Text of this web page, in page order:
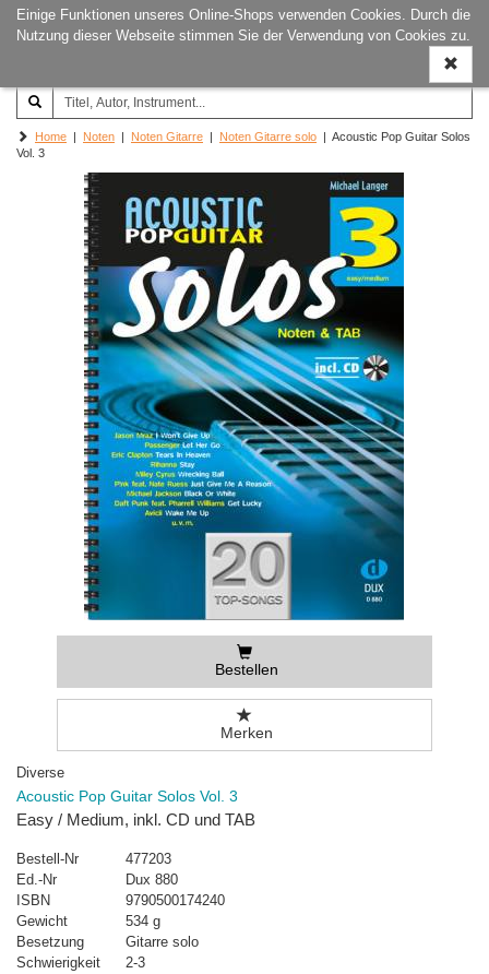
Einige Funktionen unseres Online-Shops verwenden Cookies. Durch die
Nutzung dieser Webseite stimmen Sie der Verwendung von Cookies zu.
ein-/
Joachim‐Trekel‐Musikverlag,
Hamburg
Home | Noten | Noten Gitarre | Noten Gitarre solo | Acoustic Pop Guitar Solos
Vol. 3
Bestellen
Merken
Diverse
Acoustic Pop Guitar Solos Vol. 3
Easy / Medium, inkl. CD und TAB
Bestell-Nr
477203
Ed.-Nr
Dux 880
ISBN
9790500174240
Gewicht
534 g
Besetzung
Gitarre solo
Schwierigkeit
2-3